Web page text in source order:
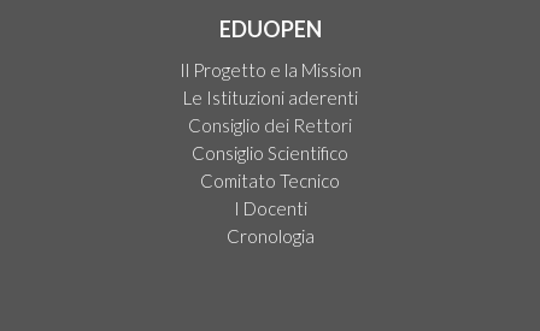
EDUOPEN
Il Progetto e la Mission
Le Istituzioni aderenti
Consiglio dei Rettori
Consiglio Scientifico
Comitato Tecnico
I Docenti
Cronologia